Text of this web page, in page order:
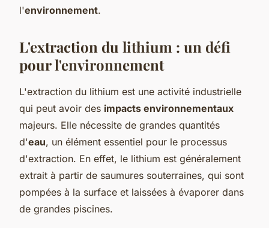
l'environnement.
L'extraction du lithium : un défi
pour l'environnement
L'extraction du lithium est une activité industrielle
qui peut avoir des impacts environnementaux
majeurs. Elle nécessite de grandes quantités
d'eau, un élément essentiel pour le processus
d'extraction. En effet, le lithium est généralement
extrait à partir de saumures souterraines, qui sont
pompées à la surface et laissées à évaporer dans
de grandes piscines.